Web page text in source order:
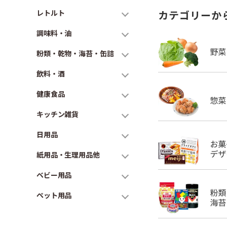
レトルト
調味料・油
粉類・乾物・海苔・缶詰
飲料・酒
健康食品
キッチン雑貨
日用品
紙用品・生理用品他
ベビー用品
ペット用品
カテゴリーか